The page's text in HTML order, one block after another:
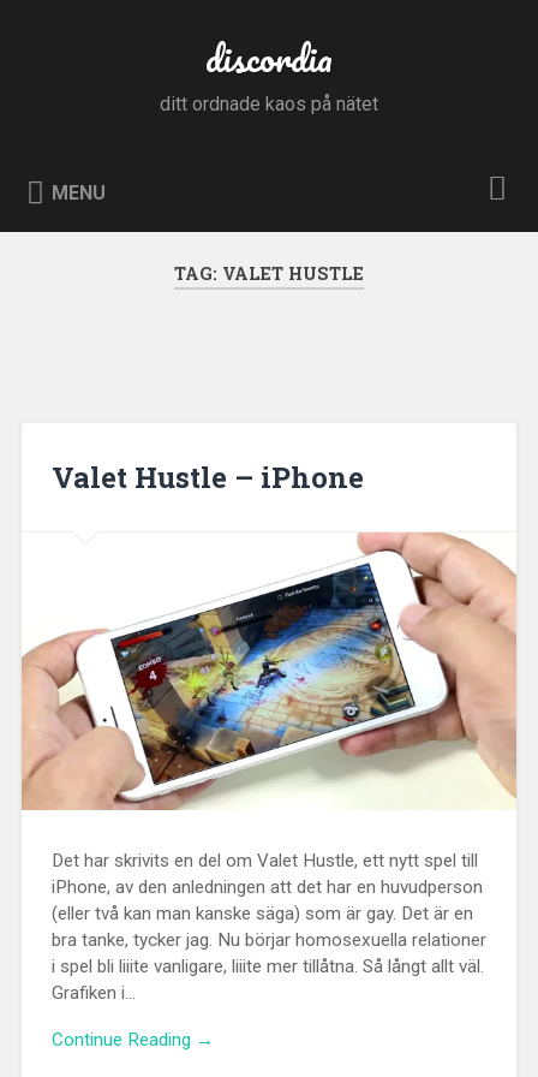
discordia
ditt ordnade kaos på nätet
MENU
TAG: VALET HUSTLE
Valet Hustle – iPhone
Det har skrivits en del om Valet Hustle, ett nytt spel till
iPhone, av den anledningen att det har en huvudperson
(eller två kan man kanske säga) som är gay. Det är en
bra tanke, tycker jag. Nu börjar homosexuella relationer
i spel bli liiite vanligare, liiite mer tillåtna. Så långt allt väl.
Grafiken i...
Continue Reading →